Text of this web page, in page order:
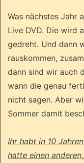
Was nächstes Jahr
Live DVD. Die wird
gedreht. Und dann
rauskommen,
dann sind wir auch
wann die genau
nicht sagen. Aber
Sommer damit
Ihr habt in 10
hatte einen